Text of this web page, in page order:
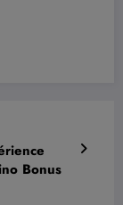
Bonus